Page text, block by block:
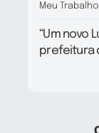
Meu
“Um novo
prefeitura